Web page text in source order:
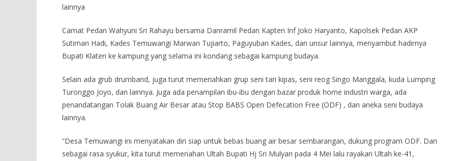
lainnya
Camat Pedan Wahyuni Sri Rahayu bersama Danramil Pedan Kapten Inf Joko Haryanto, Kapolsek Pedan AKP
Sutiman Hadi, Kades Temuwangi Marwan Tujiarto, Paguyuban Kades, dan unsur lainnya, menyambut hadirnya
Bupati Klaten ke kampung yang selama ini kondang sebagai kampung budaya.
Selain ada grub drumband, juga turut memeriahkan grup seni tari kipas, seni reog Singo Manggala, kuda Lumping
Turonggo Joyo, dan lainnya. Juga ada penampilan ibu-ibu dengan bazar produk home industri warga, ada
penandatangan Tolak Buang Air Besar atau Stop BABS Open Defecation Free (ODF) , dan aneka seni budaya
lainnya.
“Desa Temuwangi ini menyatakan diri siap untuk bebas buang air besar sembarangan, dukung program ODF. Dan
sebagai rasa syukur, kita turut memeriahan Ultah Bupati Hj Sri Mulyan pada 4 Mei lalu rayakan Ultah ke-41,